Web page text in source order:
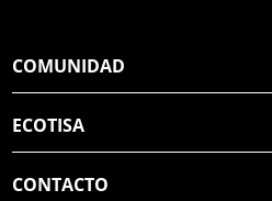
COMUNIDAD
ECOTISA
CONTACTO